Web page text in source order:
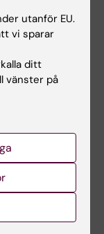
det nya
studenter från det
utanför EU.
vi sparar
ditt
vänster på